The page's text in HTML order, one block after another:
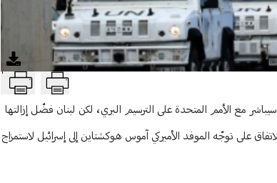
T
مع الأمم المتحدة على الترسيم البري، لكن لبنان فضّل إزالتها
على توجّه الموفد الأميركي آموس هوكشتاين إلى إسرائيل لاستمزاج